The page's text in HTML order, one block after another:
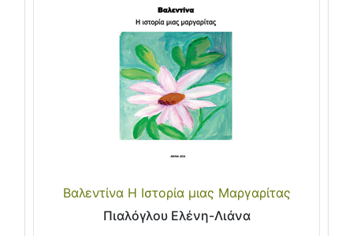
Βαλεντίνα Η Ιστορία μιας Μαργαρίτας
Πιαλόγλου Ελένη-Λιάνα